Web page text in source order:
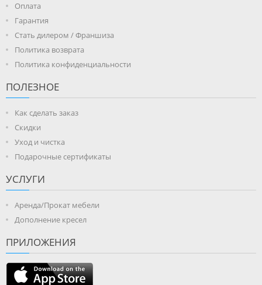
Оплата
Гарантия
Стать дилером / Франшиза
Политика возврата
Политика конфиденциальности
ПОЛЕЗНОЕ
Как сделать заказ
Скидки
Уход и чистка
Подарочные сертификаты
УСЛУГИ
Аренда/Прокат мебели
Дополнение кресел
ПРИЛОЖЕНИЯ